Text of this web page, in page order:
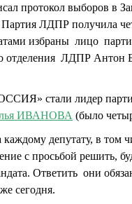
протокол выборов в
ЛДПР получила
избраны лицо
ЛДПР Антон
стали лидер
ИВАНОВА (было
депутату, в том
решить,
Ответить они
сегодня.